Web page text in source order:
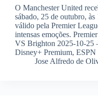
O Manchester United
sábado, 25 de outubro,
válido pela Premier
intensas emoções.
VS Brighton 2025-10-25
Disney+ Premium,
Jose Alfredo de